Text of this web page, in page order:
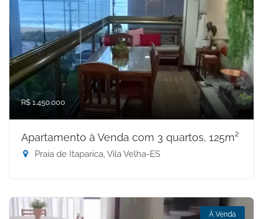
R$ 1.450.000
Apartamento à Venda com 3 quartos, 125m²
Praia de Itaparica, Vila Velha-ES
À Venda